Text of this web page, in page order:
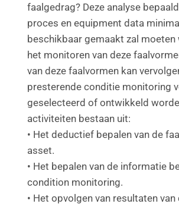
faalgedrag? Deze analyse
proces en equipment data
beschikbaar gemaakt zal moeten
het monitoren van deze
van deze faalvormen kan
presterende conditie monitoring
geselecteerd of ontwikkeld
activiteiten bestaan uit:
• Het deductief bepalen van de
asset.
• Het bepalen van de informatie
condition monitoring.
• Het opvolgen van resultaten